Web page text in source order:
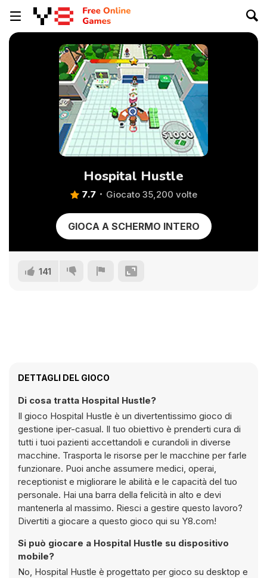
Hospital Hustle
7.7 Giocato 35,200 volte
GIOCA A SCHERMO INTERO
141
DETTAGLI DEL GIOCO
Di cosa tratta Hospital Hustle?
Il gioco Hospital Hustle è un divertentissimo gioco di
gestione iper-casual. Il tuo obiettivo è prenderti cura di
tutti i tuoi pazienti accettandoli e curandoli in diverse
macchine. Trasporta le risorse per le macchine per farle
funzionare. Puoi anche assumere medici, operai,
receptionist e migliorare le abilità e le capacità del tuo
personale. Hai una barra della felicità in alto e devi
mantenerla al massimo. Riesci a gestire questo lavoro?
Divertiti a giocare a questo gioco qui su Y8.com!
Si può giocare a Hospital Hustle su dispositivo
mobile?
No, Hospital Hustle è progettato per gioco su desktop e